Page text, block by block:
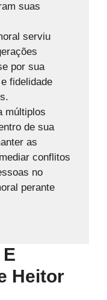
suas
serviu
por sua
fidelidade
múltiplos
de sua
as
conflitos
no
perante
Heitor